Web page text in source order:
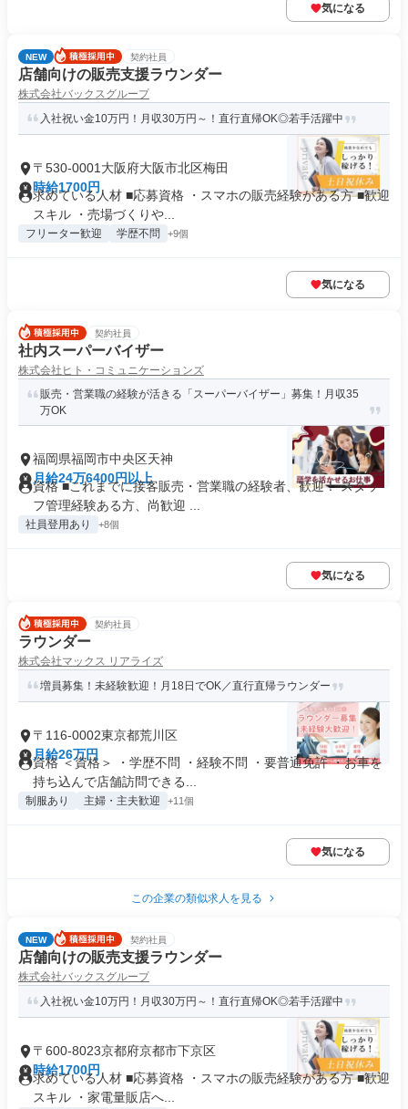
気になる
NEW 契約社員
店舗向けの販売支援ラウンダー
株式会社バックスグループ
入社祝い金10万円！月収30万円～！直行直帰OK◎若手活躍中
〒530-0001大阪府大阪市北区梅田
時給1700円
求めている人材 ■応募資格 ・スマホの販売経験がある方 ■歓迎
スキル ・売場づくりや...
フリーター歓迎 学歴不問 +9個
気になる
契約社員
社内スーパーバイザー
株式会社ヒト・コミュニケーションズ
販売・営業職の経験が活きる「スーパーバイザー」募集！月収35
万OK
福岡県福岡市中央区天神
月給24万6400円以上
資格 ■これまでに接客販売・営業職の経験者、歓迎！ スタッ
フ管理経験ある方、尚歓迎 ...
社員登用あり +8個
気になる
契約社員
ラウンダー
株式会社マックス リアライズ
増員募集！未経験歓迎！月18日でOK／直行直帰ラウンダー
〒116-0002東京都荒川区
月給26万円
資格 ＜資格＞ ・学歴不問 ・経験不問 ・要普通免許 ・お車を
持ち込んで店舗訪問できる...
制服あり 主婦・主夫歓迎 +11個
気になる
この企業の類似求人を見る
NEW 契約社員
店舗向けの販売支援ラウンダー
株式会社バックスグループ
入社祝い金10万円！月収30万円～！直行直帰OK◎若手活躍中
〒600-8023京都府京都市下京区
時給1700円
求めている人材 ■応募資格 ・スマホの販売経験がある方 ■歓迎
スキル ・家電量販店へ...